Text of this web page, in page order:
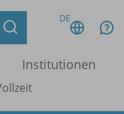
DE
Institutionen